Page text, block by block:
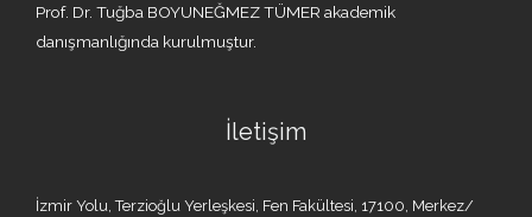
Prof. Dr. Tuğba BOYUNEĞMEZ TÜMER akademik
danışmanlığında kurulmuştur.
İletişim
İzmir Yolu, Terzioğlu Yerleşkesi, Fen Fakültesi, 17100, Merkez/